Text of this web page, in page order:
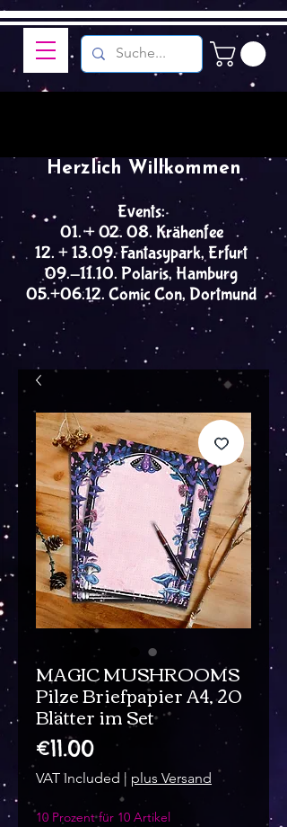
Events:
01. + 02. 08. Krähenfee
12. + 13.09. Fantasypark, Erfurt
09.-11.10. Polaris, Hamburg
05.+06.12. Comic Con, Dortmund
Herzlich Willkommen
MAGIC MUSHROOMS
Pilze Briefpapier A4, 20
Blätter im Set
€11.00Price
VAT Included | plus Versand
10 Prozent für 10 Artikel